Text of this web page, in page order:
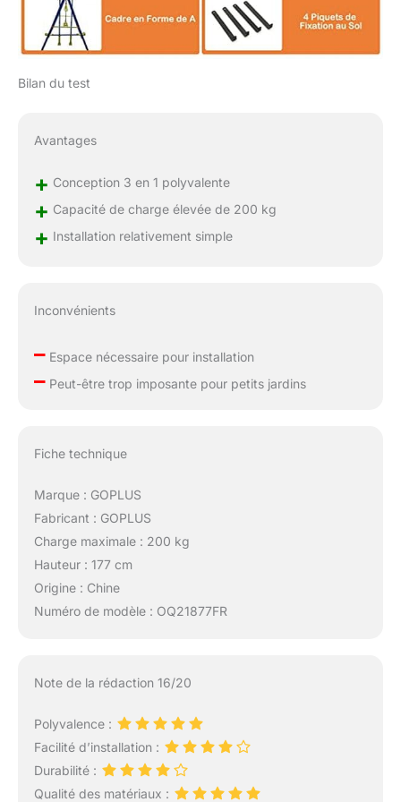
Bilan du test
Avantages
+ Conception 3 en 1 polyvalente
+ Capacité de charge élevée de 200 kg
+ Installation relativement simple
Inconvénients
–Espace nécessaire pour installation
–Peut-être trop imposante pour petits jardins
Fiche technique
Marque : GOPLUS
Fabricant : GOPLUS
Charge maximale : 200 kg
Hauteur : 177 cm
Origine : Chine
Numéro de modèle : OQ21877FR
Note de la rédaction 16/20
Polyvalence :
Facilité d’installation :
Durabilité :
Qualité des matériaux :